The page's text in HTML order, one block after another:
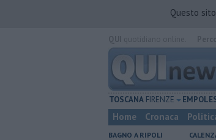
Questo
TOSCANA FIRENZE
Home Cronaca
BAGNO A RIPOLI